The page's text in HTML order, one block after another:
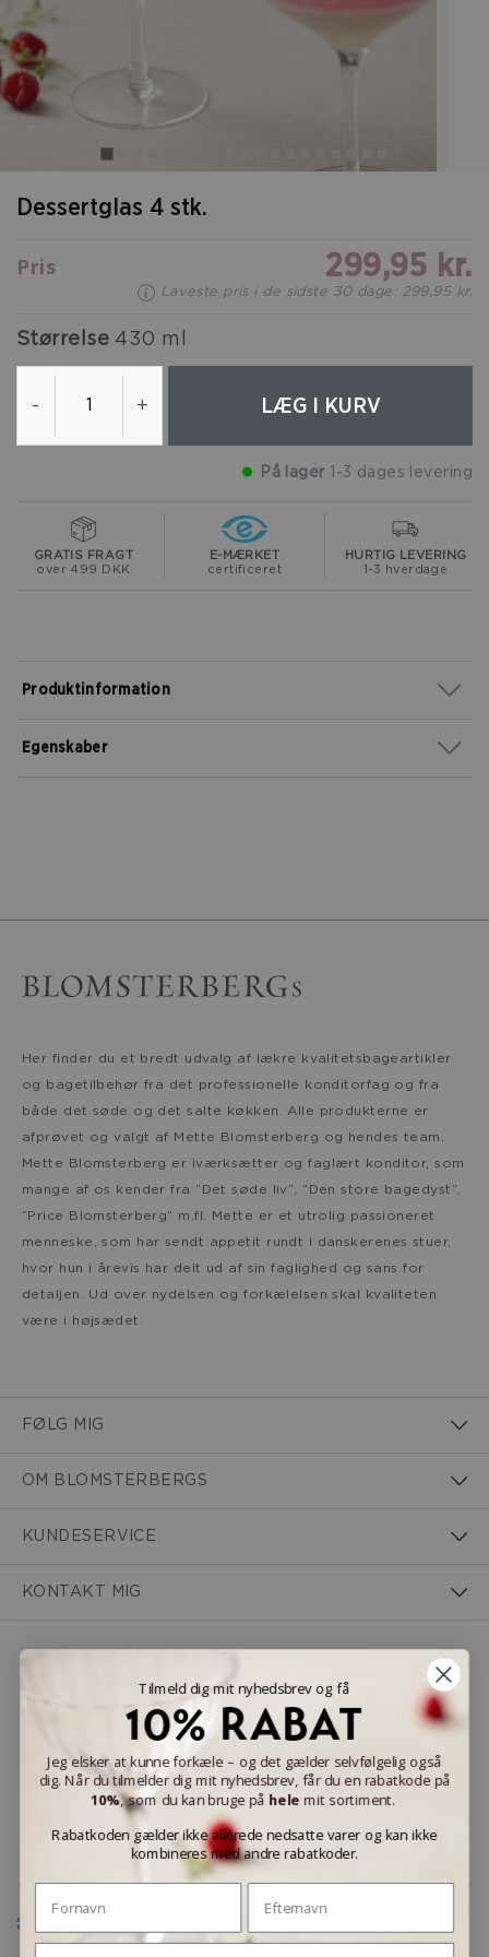
Dessertglas 4 stk.
Pris 299,95 kr.
Laveste pris i de sidste 30 dage: 299,95 kr.
Størrelse 430 ml
- + LÆG I KURV
På lager 1-3 dages levering
GRATIS FRAGT
over 499 DKK
E-MÆRKET
certificeret
HURTIG LEVERING
1-3 hverdage
Egenskaber
Produktinformation
Her finder du et bredt udvalg af lækre kvalitetsbageartikler
og bagetilbehør fra det professionelle konditorfag og fra
både det søde og det salte køkken. Alle produkterne er
afprøvet og valgt af Mette Blomsterberg og hendes team.
Mette Blomsterberg er iværksætter og faglært konditor, som
mange af os kender fra ”Det søde liv”, ”Den store bagedyst”,
”Price Blomsterberg” m.fl. Mette er et utrolig passioneret
menneske, som har sendt appetit rundt i danskerenes stuer,
hvor hun i årevis har delt ud af sin faglighed og sans for
detaljen. Ud over nydelsen og forkælelsen skal kvaliteten
være i højsædet.
FØLG MIG
OM BLOMSTERBERGS
KUNDESERVICE
KONTAKT MIG
LEVERINGSMULIGHEDER
Tilmeld dig mit nyhedsbrev og få
10% RABAT
Jeg elsker at kunne forkæle – og det gælder selvfølgelig også
dig. Når du tilmelder dig mit nyhedsbrev, får du en rabatkode på
10%, som du kan bruge på hele mit sortiment.
Rabatkoden gælder ikke allerede nedsatte varer og kan ikke
kombineres med andre rabatkoder.